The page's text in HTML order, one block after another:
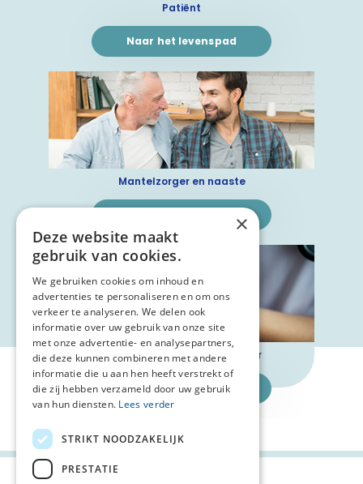
Patiënt
Naar het levenspad
Mantelzorger en naaste
Zorgprofessional en vrijwilliger
Naar het levenspad
×
Deze website maakt
gebruik van cookies.
We gebruiken cookies om inhoud en
advertenties te personaliseren en om ons
verkeer te analyseren. We delen ook
informatie over uw gebruik van onze site
met onze advertentie- en analysepartners,
die deze kunnen combineren met andere
informatie die u aan hen heeft verstrekt of
die zij hebben verzameld door uw gebruik
van hun diensten. Lees verder
STRIKT NOODZAKELIJK
PRESTATIE